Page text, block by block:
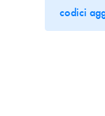
codici